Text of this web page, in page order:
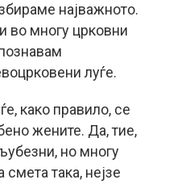
најважното.
во многу црковни
луѓе.
како правило, се
жените. Да, тие,
но многу
така, нејзе